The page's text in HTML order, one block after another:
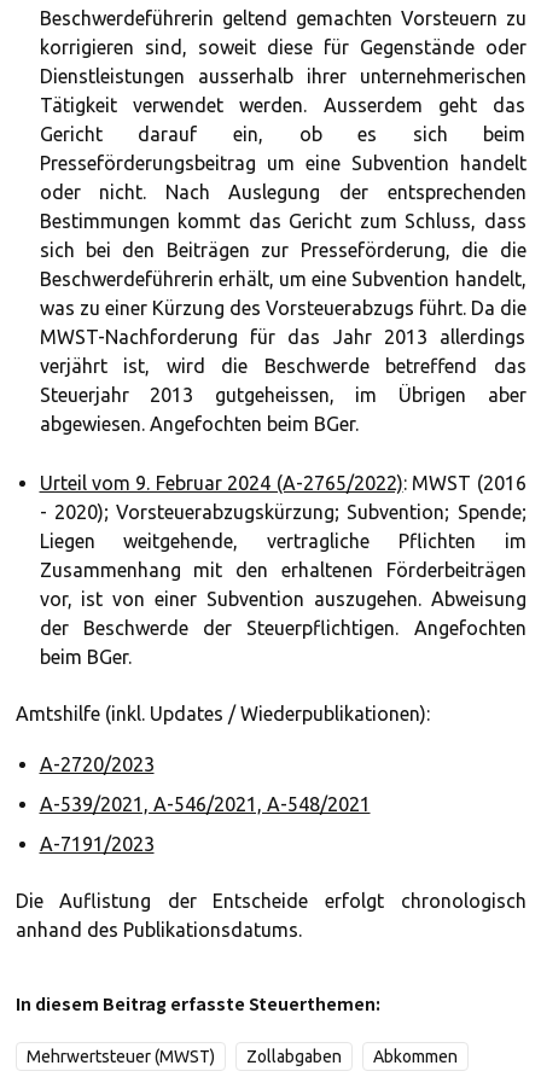
Beschwerdeführerin geltend gemachten Vorsteuern zu
korrigieren sind, soweit diese für Gegenstände oder
Dienstleistungen ausserhalb ihrer unternehmerischen
Tätigkeit verwendet werden. Ausserdem geht das
Gericht darauf ein, ob es sich beim
Presseförderungsbeitrag um eine Subvention handelt
oder nicht. Nach Auslegung der entsprechenden
Bestimmungen kommt das Gericht zum Schluss, dass
sich bei den Beiträgen zur Presseförderung, die die
Beschwerdeführerin erhält, um eine Subvention handelt,
was zu einer Kürzung des Vorsteuerabzugs führt. Da die
MWST-Nachforderung für das Jahr 2013 allerdings
verjährt ist, wird die Beschwerde betreffend das
Steuerjahr 2013 gutgeheissen, im Übrigen aber
abgewiesen. Angefochten beim BGer.
Urteil vom 9. Februar 2024 (A-2765/2022): MWST (2016
- 2020); Vorsteuerabzugskürzung; Subvention; Spende;
Liegen weitgehende, vertragliche Pflichten im
Zusammenhang mit den erhaltenen Förderbeiträgen
vor, ist von einer Subvention auszugehen. Abweisung
der Beschwerde der Steuerpflichtigen. Angefochten
beim BGer.
Amtshilfe (inkl. Updates / Wiederpublikationen):
A-2720/2023
A-539/2021, A-546/2021, A-548/2021
A-7191/2023
Die Auflistung der Entscheide erfolgt chronologisch
anhand des Publikationsdatums.
In diesem Beitrag erfasste Steuerthemen:
Mehrwertsteuer (MWST) Zollabgaben Abkommen